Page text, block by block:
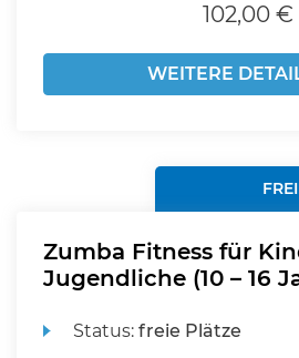
102,00 €
WEITERE
Zumba Fitness für
Jugendliche (10 – 16
Status:freie Plätze